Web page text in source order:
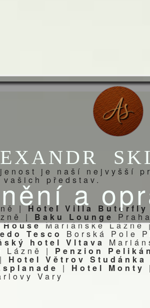
a
je naší nejvyšší
představ.
|Hotel Villa Buterfly
| Baku Lounge
Mariánské
Tesco Borská Pole
hotel Vltava
Lázně | Penzion Pelikán
Hotel Větrov Studánka
| Hotel Monty
Vary